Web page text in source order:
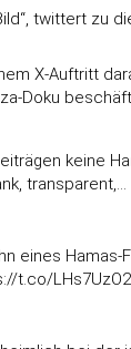
twittert zu
X-Auftritt
Doku
keine
transparent,…
eines Hamas-
t.co/